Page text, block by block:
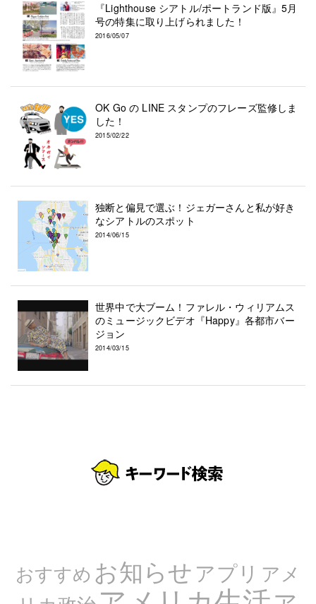
『Lighthouse シアトル/ポートランド版』5月
号の特集に取り上げられました！
2016/05/07
OK Go の LINE スタンプのフレーズ監修しま
した！
2015/02/22
独断と偏見で選ぶ！ジェガーさんと私が好き
なシアトルのスポット
2014/06/15
世界中で大ブーム！ファレル・ウィリアムス
のミュージックビデオ『Happy』各都市バー
ジョン
2014/03/15
おすすめ お知らせアプリ アメ